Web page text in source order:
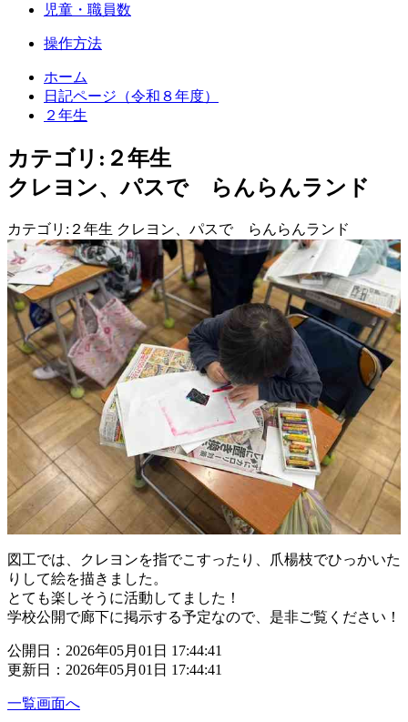
児童・職員数
操作方法
ホーム
日記ページ（令和８年度）
２年生
カテゴリ:２年生
クレヨン、パスで らんらんランド
カテゴリ:２年生 クレヨン、パスで らんらんランド
図工では、クレヨンを指でこすったり、爪楊枝でひっかいた
りして絵を描きました。
とても楽しそうに活動してました！
学校公開で廊下に掲示する予定なので、是非ご覧ください！
公開日：2026年05月01日 17:44:41
更新日：2026年05月01日 17:44:41
一覧画面へ